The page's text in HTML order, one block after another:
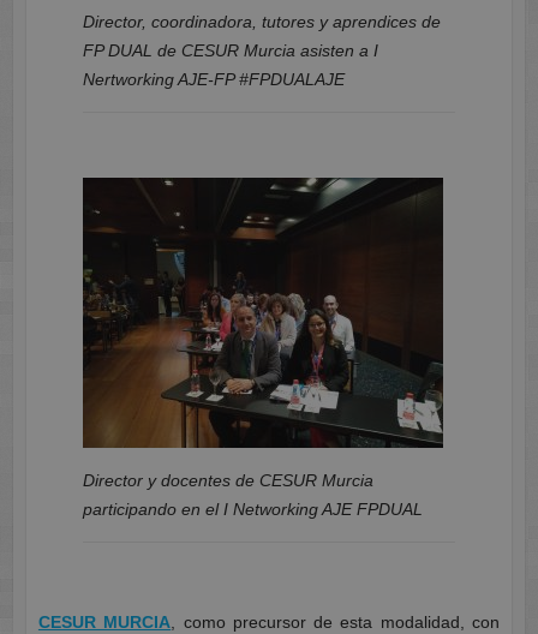
Director, coordinadora, tutores y aprendices de
FP DUAL de CESUR Murcia asisten a I
Nertworking AJE-FP #FPDUALAJE
Director y docentes de CESUR Murcia
participando en el I Networking AJE FPDUAL
CESUR MURCIA, como precursor de esta modalidad, con